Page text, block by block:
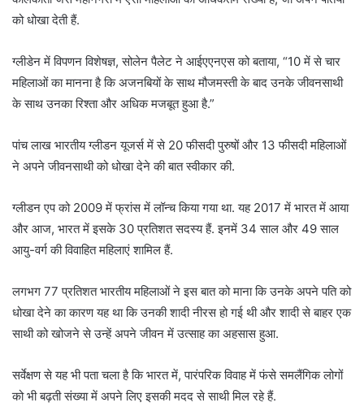
को धोखा देती हैं.
ग्लीडेन में विपणन विशेषज्ञ, सोलेन पैलेट ने आईएएनएस को बताया, “10 में से चार
महिलाओं का मानना है कि अजनबियों के साथ मौजमस्ती के बाद उनके जीवनसाथी
के साथ उनका रिश्ता और अधिक मजबूत हुआ है.”
पांच लाख भारतीय ग्लीडन यूजर्स में से 20 फीसदी पुरुषों और 13 फीसदी महिलाओं
ने अपने जीवनसाथी को धोखा देने की बात स्वीकार की.
ग्लीडन एप को 2009 में फ्रांस में लॉन्च किया गया था. यह 2017 में भारत में आया
और आज, भारत में इसके 30 प्रतिशत सदस्य हैं. इनमें 34 साल और 49 साल
आयु-वर्ग की विवाहित महिलाएं शामिल हैं.
लगभग 77 प्रतिशत भारतीय महिलाओं ने इस बात को माना कि उनके अपने पति को
धोखा देने का कारण यह था कि उनकी शादी नीरस हो गई थी और शादी से बाहर एक
साथी को खोजने से उन्हें अपने जीवन में उत्साह का अहसास हुआ.
सर्वेक्षण से यह भी पता चला है कि भारत में, पारंपरिक विवाह में फंसे समलैंगिक लोगों
को भी बढ़ती संख्या में अपने लिए इसकी मदद से साथी मिल रहे हैं.